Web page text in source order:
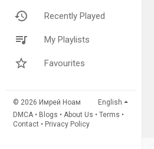
Recently Played
My Playlists
Favourites
© 2026 Имрей Ноам
English
DMCA • Blogs • About Us • Terms •
Contact • Privacy Policy